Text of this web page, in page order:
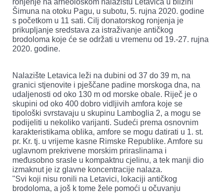
ronjenje na arheološkom nalazištu Letavica u blizini
Šimuna na otoku Pagu, u subotu, 5. rujna 2020. godine
s početkom u 11 sati. Cilj donatorskog ronjenja je
prikupljanje sredstava za istraživanje antičkog
brodoloma koje će se održati u vremenu od 19.-27. rujna
2020. godine.
Nalazište Letavica leži na dubini od 37 do 39 m, na
granici stjenovite i pješčane padine morskoga dna, na
udaljenosti od oko 130 m od morske obale. Riječ je o
skupini od oko 400 dobro vidljivih amfora koje se
tipološki svrstavaju u skupinu Lamboglia 2, a mogu se
podijeliti u nekoliko varijanti. Sudeći prema osnovnim
karakteristikama oblika, amfore se mogu datirati u 1. st.
pr. Kr. tj. u vrijeme kasne Rimske Republike. Amfore su
uglavnom prekrivene morskim priraslinama i
međusobno srasle u kompaktnu cjelinu, a tek manji dio
izmaknut je iz glavne koncentracije nalaza.
"Svi koji nisu ronili na Letavici, lokaciji antičkog
brodoloma, a još k tome žele pomoći u očuvanju